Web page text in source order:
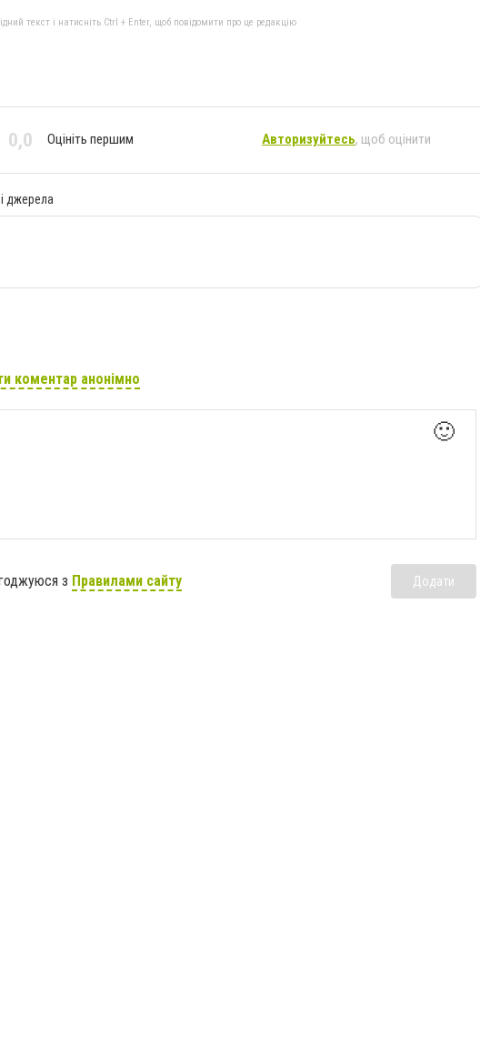
текст і натисніть Ctrl + Enter, щоб повідомити про це редакцію
0,0 Оцініть першим Авторизуйтесь, щоб оцінити
джерела
коментар анонімно
🙂
з Правилами сайту Додати